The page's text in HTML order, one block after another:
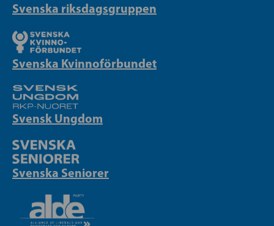
Svenska riksdagsgruppen
Svenska Kvinnoförbundet
Svensk Ungdom
Svenska Seniorer